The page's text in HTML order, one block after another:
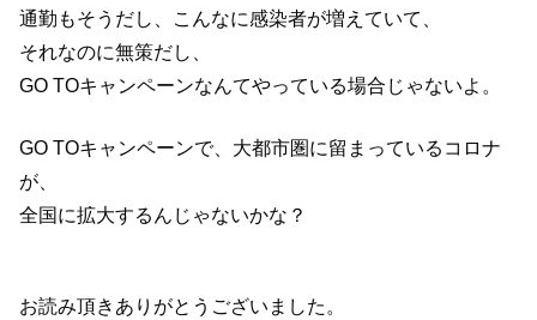
通勤もそうだし、こんなに感染者が増えていて、
それなのに無策だし、
GO TOキャンペーンなんてやっている場合じゃないよ。
GO TOキャンペーンで、大都市圏に留まっているコロナ
が、
全国に拡大するんじゃないかな？
お読み頂きありがとうございました。